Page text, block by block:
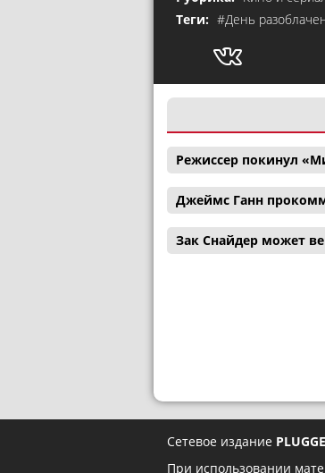
Теги: #День
Режиссер покинул
Джеймс Ганн
Зак Снайдер может
Сетевое издание
При использовании